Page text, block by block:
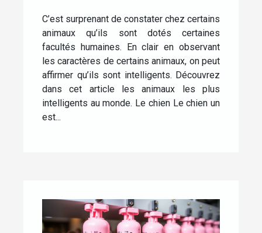
C’est surprenant de constater chez certains
animaux qu’ils sont dotés certaines
facultés humaines. En clair en observant
les caractères de certains animaux, on peut
affirmer qu’ils sont intelligents. Découvrez
dans cet article les animaux les plus
intelligents au monde. Le chien Le chien un
est...